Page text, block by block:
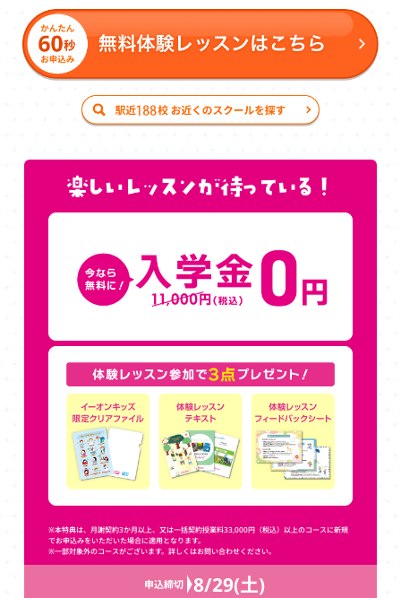
※本特典は、月謝契約3か月以上、又は一括契約授業料33,000円（税込）以上のコースに新規
でお申込みをいただいた場合に適用となります。
※一部対象外のコースがございます。詳しくはお問い合わせください。
申込締切 8/29(土)